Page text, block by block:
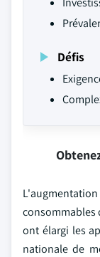
Défis
consommables
ont élargi les
nationale de